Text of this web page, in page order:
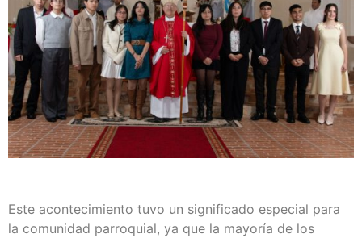
Este acontecimiento tuvo un significado especial para
la comunidad parroquial, ya que la mayoría de los